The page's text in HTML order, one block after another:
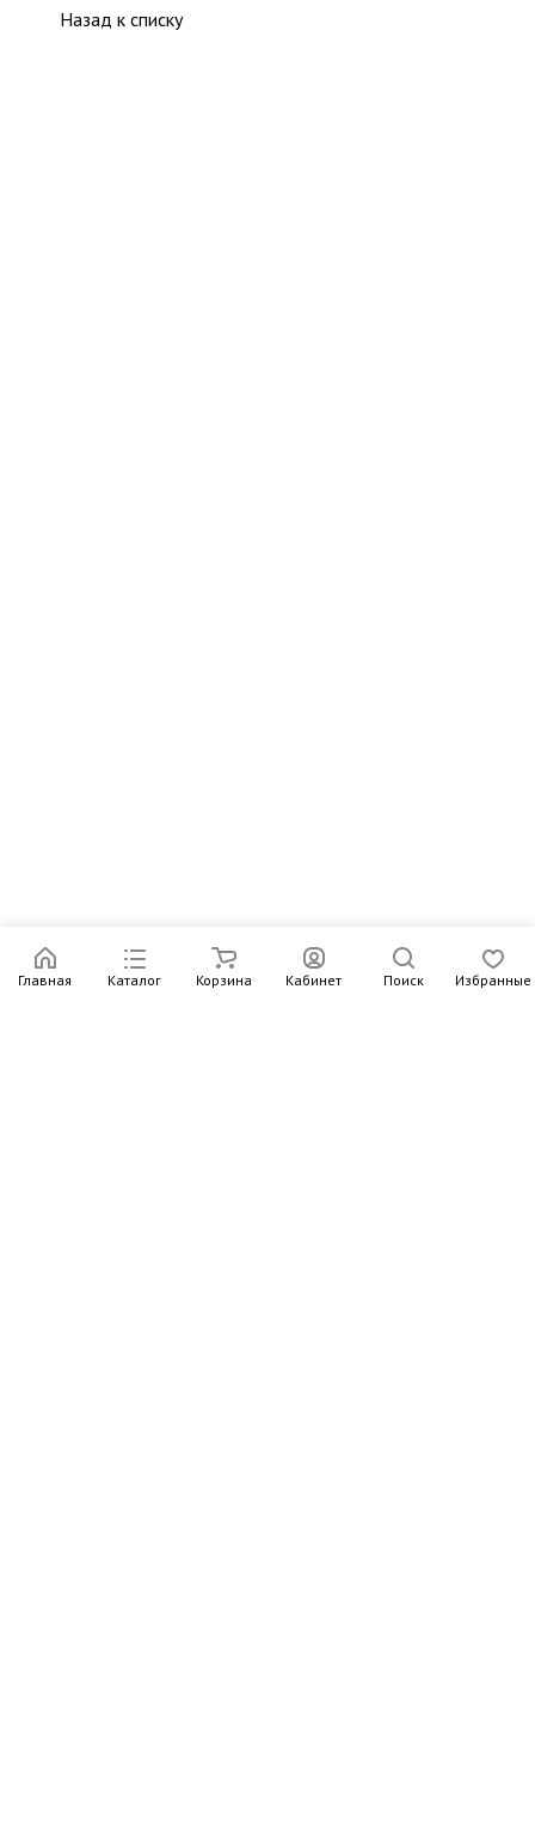
Назад к списку
Главная Каталог Корзина Кабинет Поиск Избранные